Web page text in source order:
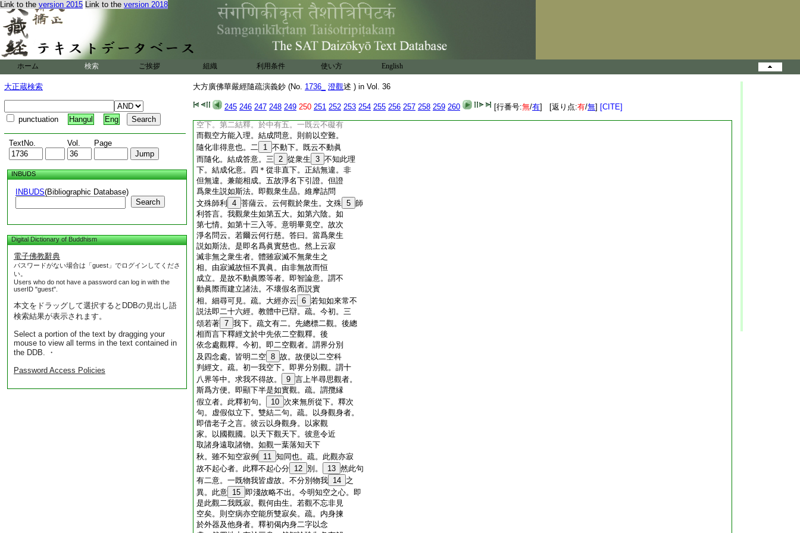
Link to the version 2015 Link to the version 2018
ホーム 検索 ご挨拶 組織 利用条件 使い方 English
大正蔵検索
punctuation Hangul Eng
TextNo. Vol. Page
INBUDS
INBUDS(Bibliographic Database)
Search
Digital Dictionary of Buddhism
電子佛教辭典
パスワードがない場合は「guest」でログインしてくださ
い。
Users who do not have a password can log in with the
userID "guest".
本文をドラッグして選択するとDDBの見出し語
検索結果が表示されます。
Select a portion of the text by dragging your
mouse to view all terms in the text contained in
the DDB. ・
Password Access Policies
大方廣佛華嚴經隨疏演義鈔 (No. 1736_ 澄觀述 ) in Vol. 36
245 246 247 248 249 250 251 252 253 254 255 256 257 258 259 260 [行番号:無/有] [返り点:有/無] [CITE]
文更三。初明所化性相無礙。即前第一意。
二從以斯義
17
下。躡前初意以辨能化。
即前第二意。悲智無礙。悲對前事。智對前
非無 19
下。更融前能所。兼
結釋。前中亦三。初融所化性相無礙以成能
22 下。 23 即融其能化。 24 以成前第三化不失
空。三所化既空 25
有無二下。對於所化。成
空下。第二結釋。於中有五。一既云不礙有
而觀空方能入理。結成問意。則前以空難。
隨化非得意也。二 1 不動下。既云不動眞
而隨化。結成答意。三 2 從衆生 3 不知此理
下。結成化意。四＊從非直下。正結無違。非
但無違。兼能相成。五故淨名下引證。但證
爲衆生説如斯法。即觀衆生品。維摩詰問
文殊師利
4 菩薩云。云何觀於衆生。文殊 5 師
利答言。我觀衆生如第五大。如第六陰。如
第七情。如第十三入等。意明畢竟空。故次
淨名問云。若爾云何行慈。答曰。當爲衆生
説如斯法。是即名爲眞實慈也。然上云寂
滅非無之衆生者。體雖寂滅不無衆生之
相。由寂滅故恒不異眞。由非無故而恒
成立。是故不動眞際等者。即智論意。謂不
動眞際而建立諸法。不壞假名而説實
相。細尋可見。疏。大經亦云 6 若知如來常不
説法即二十六經。教體中已辯。疏。今初。三
頌若著 7 我下。疏文有二。先總標二觀。後總
相而言下釋經文於中先依二空觀釋。後
依念處觀釋。今初。即二空觀者。謂界分別
及四念處。皆明二空 8 故。故便以二空科
判經文。疏。初一我空下。即界分別觀。謂十
八界等中。求我不得故。
9 言上半尋思觀者。
斯爲方便。即顯下半是如實觀。疏。謂攬縁
假立者。此釋初句。
10 次來無所從下。釋次
句。虚假似立下。雙結二句。疏。以身觀身者。
即借老子之言。彼云以身觀身。以家觀
家。以國觀國。以天下觀天下。彼意令近
取諸身遠取諸物。如觀一葉落知天下
秋。雖不知空寂例
11 知同也。疏。此觀亦寂
故不起心者。此釋不起心分 12 別。 13 然此句
有二意。一既物我皆虚故。不分別物我 14 之
異。此意 15 即淺故略不出。今明知空之心。即
是此觀二我既寂。觀何由生。若觀不忘非見
空矣。則空病亦空能所雙寂矣。疏。内身揀
於外器及他身者。釋初偈内身二字以念